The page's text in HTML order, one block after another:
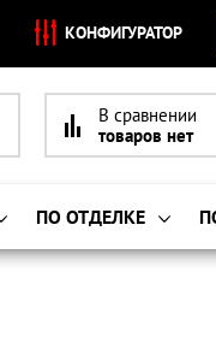
КОНФИГУРАТОР
В сравнении
товаров нет
ПО ОТДЕЛКЕ